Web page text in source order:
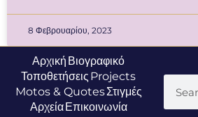
8 Φεβρουαρίου, 2023
Αρχική Βιογραφικό
Τοποθετήσεις Projects
Motos & QuotesΣτιγμές
ΑρχείαΕπικοινωνία